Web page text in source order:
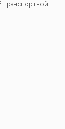
транспортной